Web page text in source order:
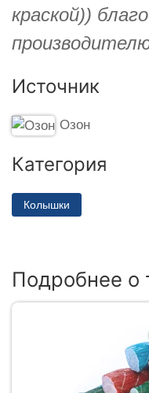
краской))
Источник
Озон
Категория
Колышки
Подробнее о